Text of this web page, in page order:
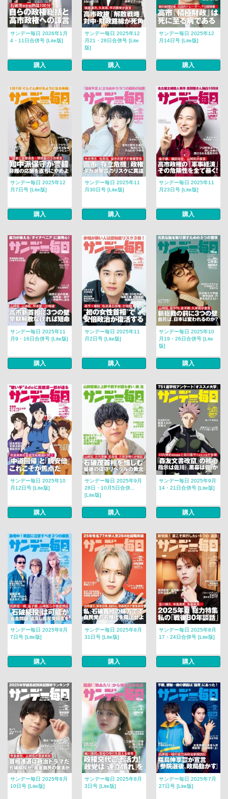
サンデー毎日 2026年1月
4・11日合併号 [Lite版]
購入
サンデー毎日 2025年12
月21・28日合併号 [Lite
版]
購入
サンデー毎日 2025年12
月14日号 [Lite版]
購入
サンデー毎日 2025年12
月7日号 [Lite版]
購入
サンデー毎日 2025年11
月30日号 [Lite版]
購入
サンデー毎日 2025年11
月23日号 [Lite版]
購入
サンデー毎日 2025年11
月9・16日合併号 [Lite版]
購入
サンデー毎日 2025年11
月2日号 [Lite版]
購入
サンデー毎日 2025年10
月19・26日合併号 [Lite
版]
購入
サンデー毎日 2025年10
月12日号 [Lite版]
購入
サンデー毎日 2025年9月
28日・10月5日合併...
[Lite版]
購入
サンデー毎日 2025年9月
14・21日合併号 [Lite版]
購入
サンデー毎日 2025年9月
7日号 [Lite版]
購入
サンデー毎日 2025年8月
31日号 [Lite版]
購入
サンデー毎日 2025年8月
17・24日合併号 [Lite版]
購入
サンデー毎日 2025年8月
10日号 [Lite版]
サンデー毎日 2025年8月
3日号 [Lite版]
サンデー毎日 2025年7月
27日号 [Lite版]